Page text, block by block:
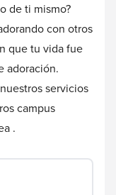
de ti mismo?
con otros
que tu vida fue
adoración.
servicios
campus
.